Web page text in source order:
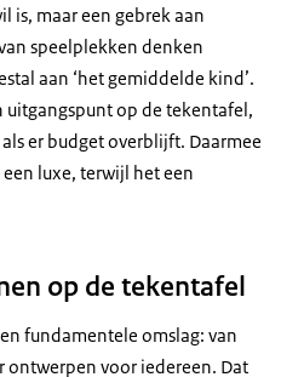
is, maar een gebrek aan
speelplekken denken
aan ‘het gemiddelde kind’.
uitgangspunt op de tekentafel,
er budget overblijft. Daarmee
luxe, terwijl het een
op de tekentafel
fundamentele omslag: van
voor iedereen. Dat